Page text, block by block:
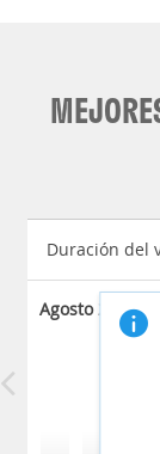
Duración del
Agosto 2026